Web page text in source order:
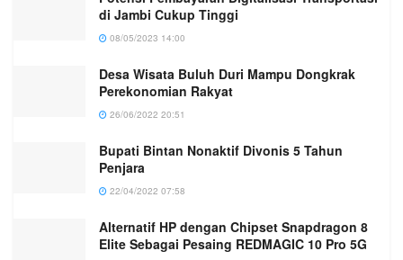
di Jambi Cukup Tinggi
08/05/2023 14:00
Desa Wisata Buluh Duri Mampu Dongkrak
Perekonomian Rakyat
26/06/2022 20:51
Bupati Bintan Nonaktif Divonis 5 Tahun
Penjara
22/04/2022 07:58
Alternatif HP dengan Chipset Snapdragon 8
Elite Sebagai Pesaing REDMAGIC 10 Pro 5G